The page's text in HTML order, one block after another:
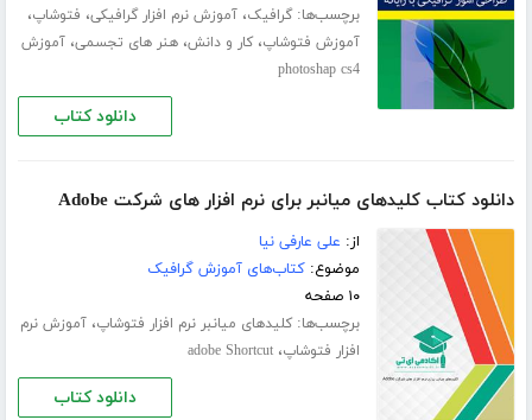
برچسب‌ها:گرافیک،آموزش نرم افزار گرافیکی، فتوشاپ،
آموزش فتوشاپ،کار و دانش،هنر های تجسمی،آموزش
photoshap cs4
دانلود کتاب
دانلود کتاب کلیدهای میانبر برای نرم افزار های شرکت Adobe
از: علی عارفی نیا
موضوع:کتاب‌های آموزش گرافیک
۱۰ صفحه
برچسب‌ها:کلیدهای میانبر نرم افزار فتوشاپ،آموزش نرم
افزار فتوشاپ،adobe Shortcut
دانلود کتاب